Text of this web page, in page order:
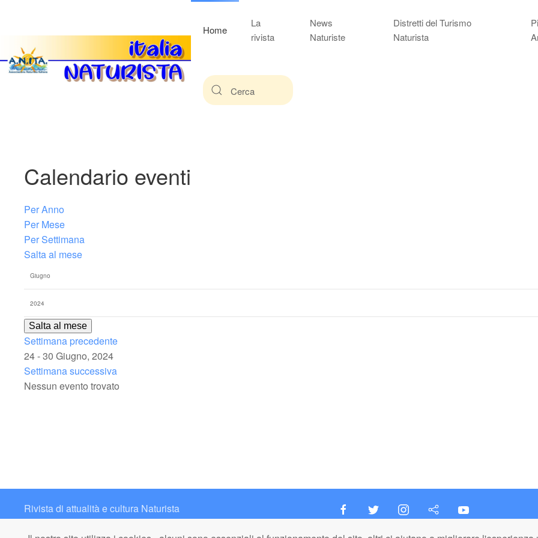
Home
La
rivista
News
Naturiste
Distretti del Turismo
Naturista
Calendario eventi
Per Anno
Per Mese
Per Settimana
Salta al mese
Salta al mese
Settimana precedente
24 - 30 Giugno, 2024
Settimana successiva
Nessun evento trovato
Rivista di attualità e cultura Naturista
Contatto: redazione@italianaturista.it